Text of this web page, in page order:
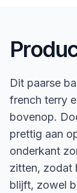
Dit paarse
french terry
bovenop.
prettig aan
onderkant
zitten, zodat
blijft, zowel